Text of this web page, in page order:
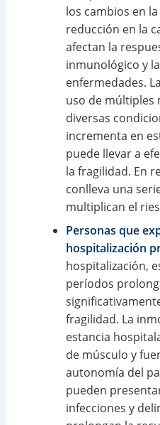
los cambios en
reducción en la
afectan la
inmunológico y
enfermedades.
uso de múltiples
diversas
incrementa en
puede llevar a
la fragilidad. En
conlleva una
multiplican el
Personas que
hospitalización
hospitalización,
períodos
fragilidad. La
estancia
de músculo y
autonomía del
pueden
infecciones y